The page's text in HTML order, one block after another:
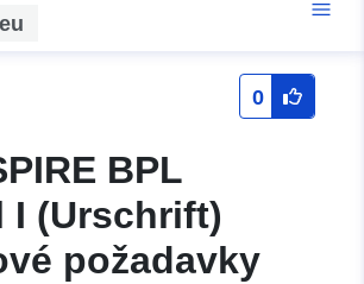
0
BPL
I (Urschrift)
požadavky